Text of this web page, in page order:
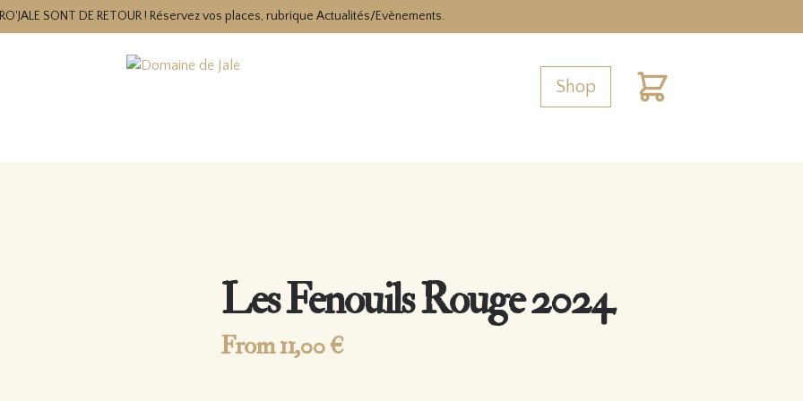
SONT DE RETOUR ! Réservez vos places, rubrique Actualités/Evènements.
Shop
Cart
Les Fenouils Rouge 2024
From11,00€